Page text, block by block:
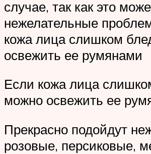
случае, так как это
нежелательные
кожа лица слишком
освежить ее румянами
Если кожа лица
можно освежить ее
Прекрасно подойдут
розовые, персиковые,